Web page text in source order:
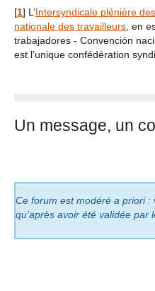
[1] L’Intersyndicale plénière
nationale des travailleurs , en
trabajadores - Convención
est l’unique confédération
Un message, un
Ce forum est modéré a priori :
qu’après avoir été validée par